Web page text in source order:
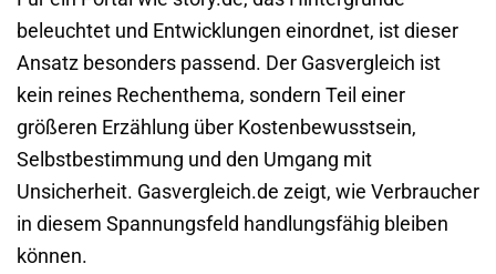
beleuchtet und Entwicklungen einordnet, ist dieser
Ansatz besonders passend. Der Gasvergleich ist
kein reines Rechenthema, sondern Teil einer
größeren Erzählung über Kostenbewusstsein,
Selbstbestimmung und den Umgang mit
Unsicherheit. Gasvergleich.de zeigt, wie Verbraucher
in diesem Spannungsfeld handlungsfähig bleiben
können.